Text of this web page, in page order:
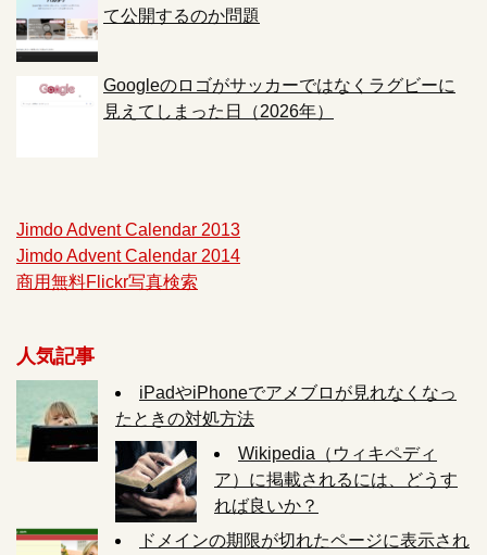
て公開するのか問題
Googleのロゴがサッカーではなくラグビーに
見えてしまった日（2026年）
Jimdo Advent Calendar 2013
Jimdo Advent Calendar 2014
商用無料Flickr写真検索
人気記事
iPadやiPhoneでアメブロが見れなくなっ
たときの対処方法
Wikipedia（ウィキペディ
ア）に掲載されるには、どうす
れば良いか？
ドメインの期限が切れたページに表示され